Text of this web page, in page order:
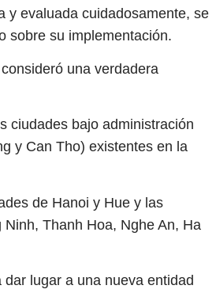
y evaluada cuidadosamente, se
sobre su implementación.
una verdadera
ciudades bajo administración
y Can Tho) existentes en la
de Hanoi y Hue y las
Thanh Hoa, Nghe An, Ha
lugar a una nueva entidad